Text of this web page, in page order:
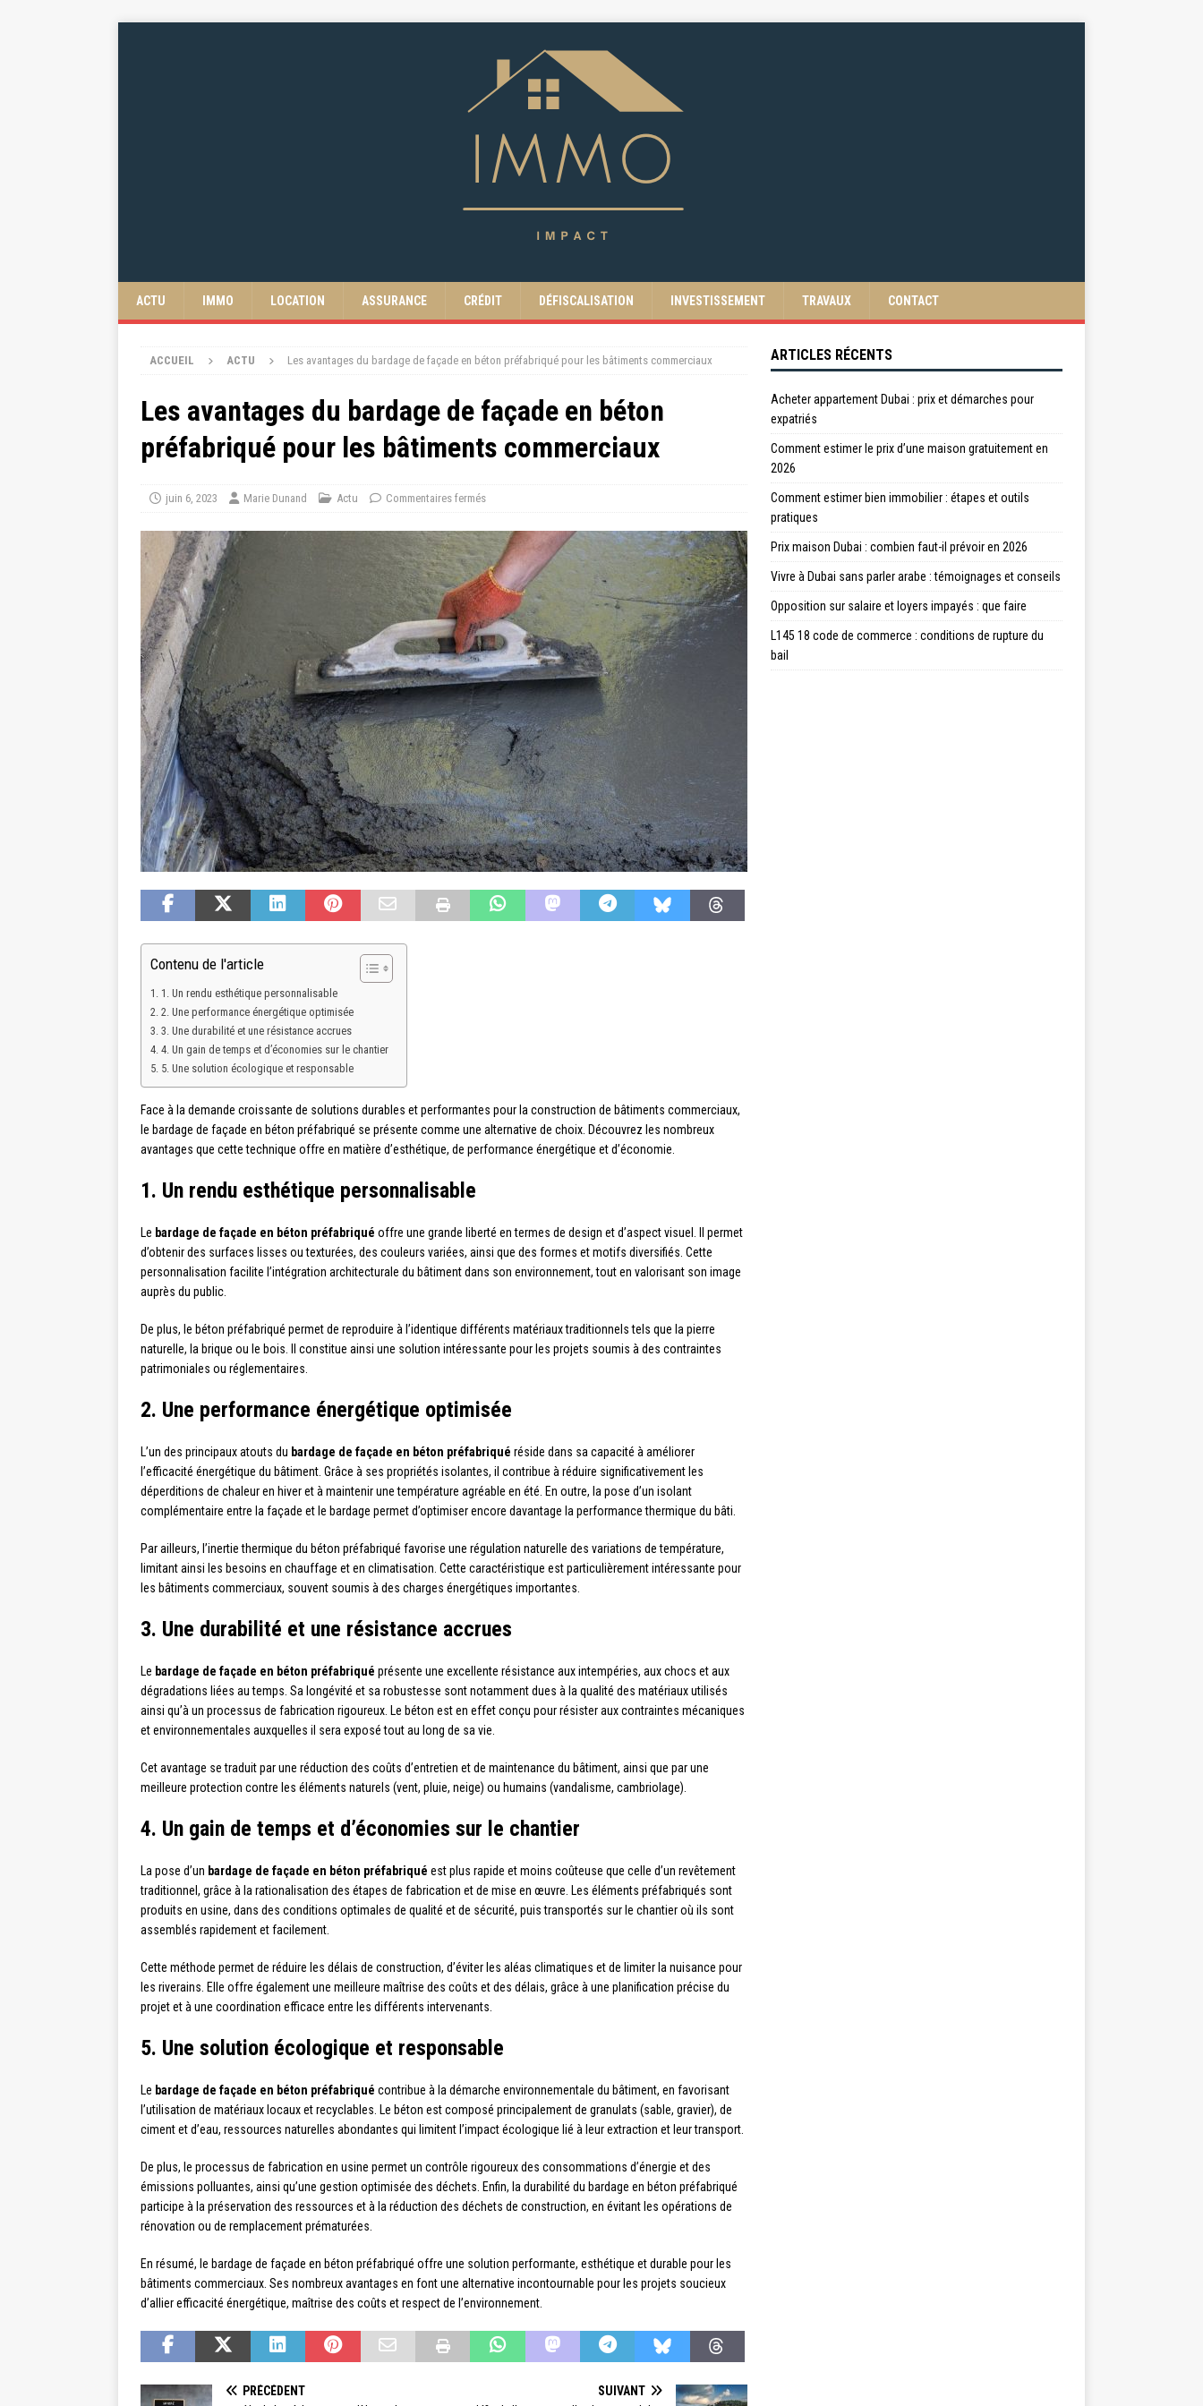
ACTU IMMO LOCATION ASSURANCE CRÉDIT DÉFISCALISATION INVESTISSEMENT TRAVAUX CONTACT
ACCUEIL ACTU Les avantages du bardage de façade en béton préfabriqué pour les bâtiments commerciaux
Les avantages du bardage de façade en béton
préfabriqué pour les bâtiments commerciaux
juin 6, 2023 Marie Dunand Actu Commentaires fermés
Contenu de l'article
1. Un rendu esthétique personnalisable
2. Une performance énergétique optimisée
3. Une durabilité et une résistance accrues
4. Un gain de temps et d’économies sur le chantier
5. Une solution écologique et responsable
Face à la demande croissante de solutions durables et performantes pour la construction de bâtiments commerciaux,
le bardage de façade en béton préfabriqué se présente comme une alternative de choix. Découvrez les nombreux
avantages que cette technique offre en matière d’esthétique, de performance énergétique et d’économie.
1. Un rendu esthétique personnalisable
Le bardage de façade en béton préfabriqué offre une grande liberté en termes de design et d’aspect visuel. Il permet
d’obtenir des surfaces lisses ou texturées, des couleurs variées, ainsi que des formes et motifs diversifiés. Cette
personnalisation facilite l’intégration architecturale du bâtiment dans son environnement, tout en valorisant son image
auprès du public.
De plus, le béton préfabriqué permet de reproduire à l’identique différents matériaux traditionnels tels que la pierre
naturelle, la brique ou le bois. Il constitue ainsi une solution intéressante pour les projets soumis à des contraintes
patrimoniales ou réglementaires.
2. Une performance énergétique optimisée
L’un des principaux atouts du bardage de façade en béton préfabriqué réside dans sa capacité à améliorer
l’efficacité énergétique du bâtiment. Grâce à ses propriétés isolantes, il contribue à réduire significativement les
déperditions de chaleur en hiver et à maintenir une température agréable en été. En outre, la pose d’un isolant
complémentaire entre la façade et le bardage permet d’optimiser encore davantage la performance thermique du bâti.
Par ailleurs, l’inertie thermique du béton préfabriqué favorise une régulation naturelle des variations de température,
limitant ainsi les besoins en chauffage et en climatisation. Cette caractéristique est particulièrement intéressante pour
les bâtiments commerciaux, souvent soumis à des charges énergétiques importantes.
3. Une durabilité et une résistance accrues
Le bardage de façade en béton préfabriqué présente une excellente résistance aux intempéries, aux chocs et aux
dégradations liées au temps. Sa longévité et sa robustesse sont notamment dues à la qualité des matériaux utilisés
ainsi qu’à un processus de fabrication rigoureux. Le béton est en effet conçu pour résister aux contraintes mécaniques
et environnementales auxquelles il sera exposé tout au long de sa vie.
Cet avantage se traduit par une réduction des coûts d’entretien et de maintenance du bâtiment, ainsi que par une
meilleure protection contre les éléments naturels (vent, pluie, neige) ou humains (vandalisme, cambriolage).
4. Un gain de temps et d’économies sur le chantier
La pose d’un bardage de façade en béton préfabriqué est plus rapide et moins coûteuse que celle d’un revêtement
traditionnel, grâce à la rationalisation des étapes de fabrication et de mise en œuvre. Les éléments préfabriqués sont
produits en usine, dans des conditions optimales de qualité et de sécurité, puis transportés sur le chantier où ils sont
assemblés rapidement et facilement.
Cette méthode permet de réduire les délais de construction, d’éviter les aléas climatiques et de limiter la nuisance pour
les riverains. Elle offre également une meilleure maîtrise des coûts et des délais, grâce à une planification précise du
projet et à une coordination efficace entre les différents intervenants.
5. Une solution écologique et responsable
Le bardage de façade en béton préfabriqué contribue à la démarche environnementale du bâtiment, en favorisant
l’utilisation de matériaux locaux et recyclables. Le béton est composé principalement de granulats (sable, gravier), de
ciment et d’eau, ressources naturelles abondantes qui limitent l’impact écologique lié à leur extraction et leur transport.
De plus, le processus de fabrication en usine permet un contrôle rigoureux des consommations d’énergie et des
émissions polluantes, ainsi qu’une gestion optimisée des déchets. Enfin, la durabilité du bardage en béton préfabriqué
participe à la préservation des ressources et à la réduction des déchets de construction, en évitant les opérations de
rénovation ou de remplacement prématurées.
En résumé, le bardage de façade en béton préfabriqué offre une solution performante, esthétique et durable pour les
bâtiments commerciaux. Ses nombreux avantages en font une alternative incontournable pour les projets soucieux
d’allier efficacité énergétique, maîtrise des coûts et respect de l’environnement.
PRÉCÉDENT SUIVANT
ARTICLES RÉCENTS
Acheter appartement Dubai : prix et démarches pour
expatriés
Comment estimer le prix d’une maison gratuitement en
2026
Comment estimer bien immobilier : étapes et outils
pratiques
Prix maison Dubai : combien faut-il prévoir en 2026
Vivre à Dubai sans parler arabe : témoignages et conseils
Opposition sur salaire et loyers impayés : que faire
L145 18 code de commerce : conditions de rupture du
bail